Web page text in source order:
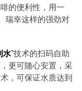
的便利性，用一
瑞幸这样的强劲对
水”技术的扫码自助
更可随心安置，采
，可保证水质达到